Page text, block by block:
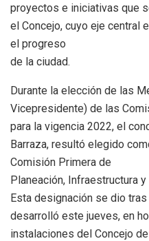
proyectos e iniciativas que
el Concejo, cuyo eje central
el progreso
de la ciudad.
Durante la elección de las
Vicepresidente) de las
para la vigencia 2022, el
Barraza, resultó elegido
Comisión Primera de
Planeación, Infraestructura y
Esta designación se dio
desarrolló este jueves, en
instalaciones del Concejo de